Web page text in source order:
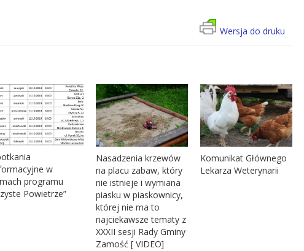
Wersja do druku
w
programu
Powietrze”
Nasadzenia krzewów
na placu zabaw, który
nie istnieje i wymiana
piasku w piaskownicy,
której nie ma to
najciekawsze tematy z
XXXII sesji Rady Gminy
Zamość [ VIDEO]
Komunikat Głównego
Lekarza Weterynarii